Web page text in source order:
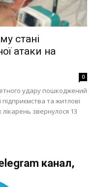
стані
атаки на
0
удару пошкоджений
та житлові
звернулося 13
канал,